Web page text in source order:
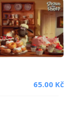
65.00 Kč